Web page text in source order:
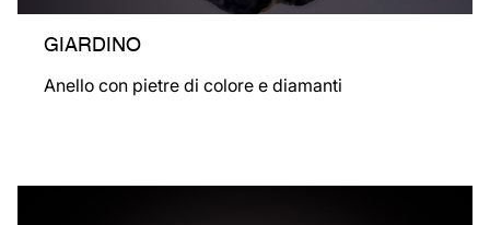
GIARDINO
Anello con pietre di colore e diamanti